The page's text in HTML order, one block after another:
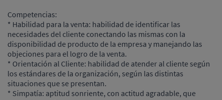
Competencias:
* Habilidad para la venta: habilidad de identificar las
necesidades del cliente conectando las mismas con la
disponibilidad de producto de la empresa y manejando las
objeciones para el logro de la venta.
* Orientación al Cliente: habilidad de atender al cliente según
los estándares de la organización, según las distintas
situaciones que se presentan.
* Simpatía: aptitud sonriente, con actitud agradable, que